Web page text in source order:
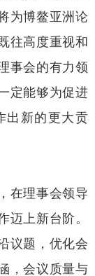
为博鳌亚洲论
往高度重视和
事会的有力领
定能够为促进
出新的更大贡
在理事会领导
迈上新台阶。
议题，优化会
，会议质量与